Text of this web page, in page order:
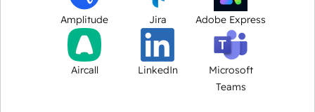
Amplitude Jira Adobe Express
Aircall LinkedIn
Microsoft
Teams